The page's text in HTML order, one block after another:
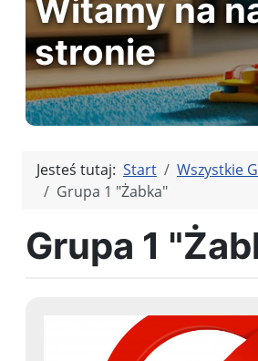
Witamy na
stronie
Jesteś tutaj: Start
Wszystkie
Grupa 1 "Żabka"
Grupa 1